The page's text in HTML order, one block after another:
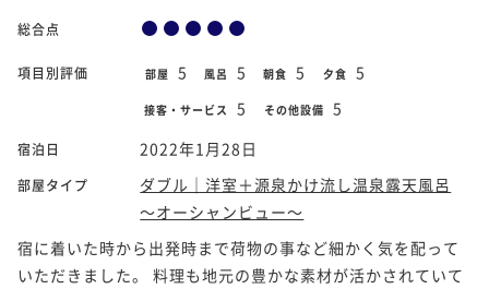
総合点
項目別評価 部屋 5 風呂 5 朝食 5 夕食 5
接客・サービス 5 その他設備 5
宿泊日 2022年1月28日
部屋タイプ
ダブル｜洋室＋源泉かけ流し温泉露天風呂
～オーシャンビュー～
宿に着いた時から出発時まで荷物の事など細かく気を配って
いただきました。 料理も地元の豊かな素材が活かされていて